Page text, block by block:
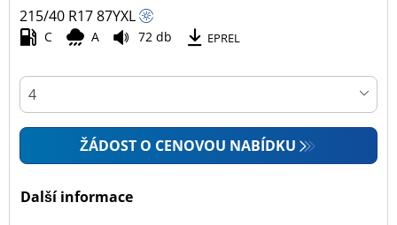
215/40 R1787YXL
C A 72 db EPREL
ŽÁDOST O CENOVOU NABÍDKU
Další informace